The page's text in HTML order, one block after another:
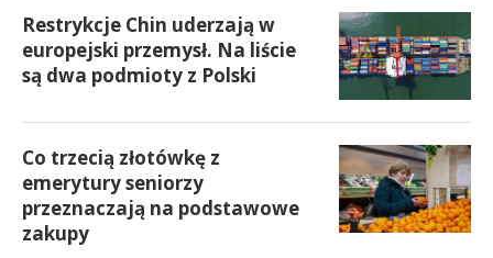
Restrykcje Chin uderzają w
europejski przemysł. Na liście
są dwa podmioty z Polski
Co trzecią złotówkę z
emerytury seniorzy
przeznaczają na podstawowe
zakupy